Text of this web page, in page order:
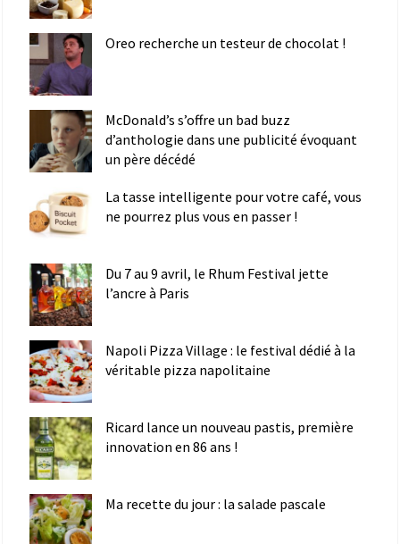
Oreo recherche un testeur de chocolat !
McDonald’s s’offre un bad buzz
d’anthologie dans une publicité évoquant
un père décédé
La tasse intelligente pour votre café, vous
ne pourrez plus vous en passer !
Du 7 au 9 avril, le Rhum Festival jette
l’ancre à Paris
Napoli Pizza Village : le festival dédié à la
véritable pizza napolitaine
Ricard lance un nouveau pastis, première
innovation en 86 ans !
Ma recette du jour : la salade pascale